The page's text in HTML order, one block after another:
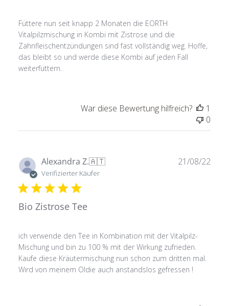
Füttere nun seit knapp 2 Monaten die EORTH
Vitalpilzmischung in Kombi mit Zistrose und die
Zahnfleischentzündungen sind fast vollständig weg. Hoffe,
das bleibt so und werde diese Kombi auf jeden Fall
weiterfüttern.
War diese Bewertung hilfreich?
1
0
Alexandra Z.🇦🇹
Verifizierter Käufer
Bio Zistrose Tee
ich verwende den Tee in Kombination mit der Vitalpilz-
Mischung und bin zu 100 % mit der Wirkung zufrieden.
Kaufe diese Kräutermischung nun schon zum dritten mal.
Wird von meinem Oldie auch anstandslos gefressen !
21/08/22